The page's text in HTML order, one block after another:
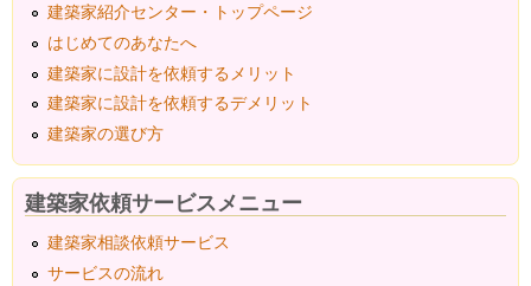
建築家紹介センター・トップページ
はじめてのあなたへ
建築家に設計を依頼するメリット
建築家に設計を依頼するデメリット
建築家の選び方
建築家依頼サービスメニュー
建築家相談依頼サービス
サービスの流れ